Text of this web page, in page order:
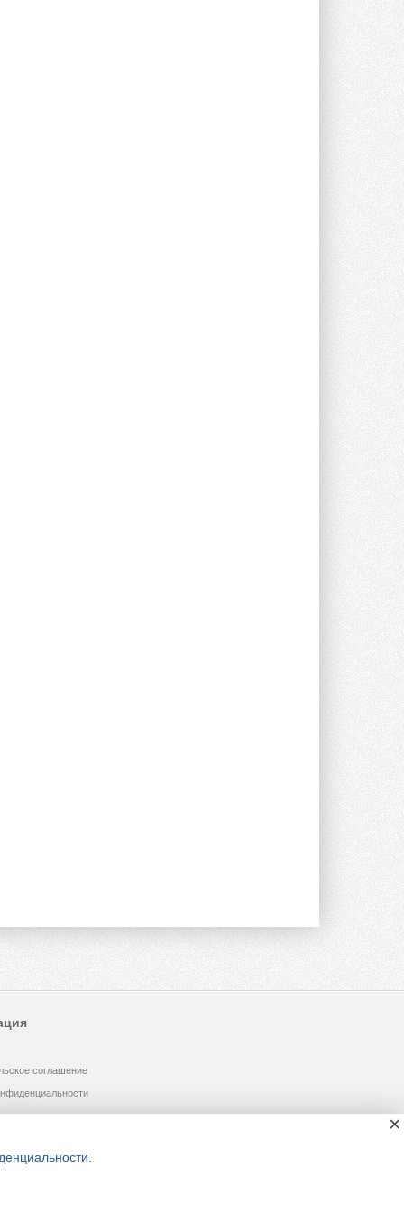
28 ИЮЛЯ 2026
Ридан объявил о старте продаж
автоматического
балансировочного клапана
Шумоглушители собственного
производства от компании
TURKOV
Новая линейка пластинчатых
соглашение
×